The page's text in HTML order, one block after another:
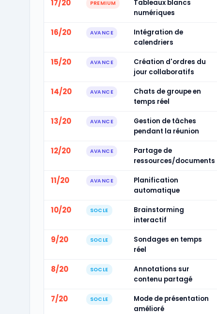
17/20 PREMIUM
Tableaux blancs
numériques
16/20 AVANCE
Intégration de
calendriers
15/20 AVANCE
Création d'ordres du
jour collaboratifs
14/20 AVANCE
Chats de groupe en
temps réel
13/20 AVANCE
Gestion de tâches
pendant la réunion
12/20 AVANCE
Partage de
ressources/documents
11/20 AVANCE
Planification
automatique
10/20 SOCLE
Brainstorming
interactif
9/20 SOCLE
Sondages en temps
réel
8/20 SOCLE
Annotations sur
contenu partagé
7/20 SOCLE
Mode de présentation
amélioré